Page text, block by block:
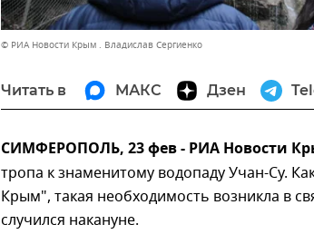
© РИА Новости Крым . Владислав Сергиенко
Читать в МАКС Дзен
СИМФЕРОПОЛЬ, 23 фев - РИА Новости
тропа к знаменитому водопаду Учан-Су.
Крым", такая необходимость возникла в
случился накануне.